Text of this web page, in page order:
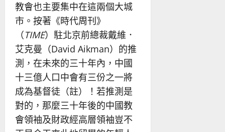
教會也主要集中在這兩個大城
市。按著《時代周刊》
（TIME）駐北京前總裁戴維．
艾克曼（David Aikman）的推
測，在未來的三十年內，中國
十三億人口中會有三份之一將
成為基督徒（註）！若推測是
對的，那麼三十年後的中國教
會領袖及財政經高層領袖豈不